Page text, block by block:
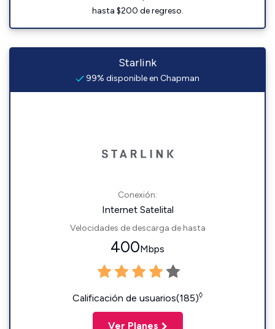
hasta $200 de regreso.
Starlink
99% disponible en Chapman
Conexión:
Internet Satelital
Velocidades de descarga de hasta
400Mbps
Calificación de usuarios(185)◊
Ver Planes